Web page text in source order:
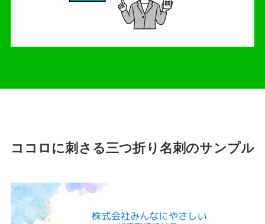
ココロに刺さる三つ折り名刺のサンプル